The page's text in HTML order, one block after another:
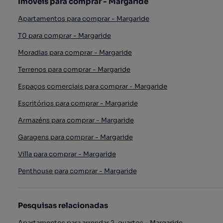
Apartamentos para comprar - Margaride
T0 para comprar - Margaride
Moradias para comprar - Margaride
Terrenos para comprar - Margaride
Espaços comerciais para comprar - Margaride
Escritórios para comprar - Margaride
Armazéns para comprar - Margaride
Garagens para comprar - Margaride
Villa para comprar - Margaride
Penthouse para comprar - Margaride
Pesquisas relacionadas